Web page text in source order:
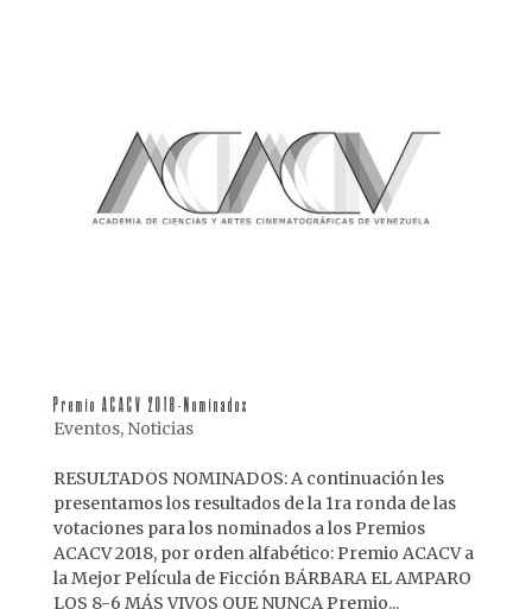
Premio ACACV 2018-Nominados
Eventos, Noticias
RESULTADOS NOMINADOS: A continuación les
presentamos los resultados de la 1ra ronda de las
votaciones para los nominados a los Premios
ACACV 2018, por orden alfabético​: Premio ACACV a
la Mejor Película de Ficción BÁRBARA EL AMPARO
LOS 8-6 MÁS VIVOS QUE NUNCA Premio...